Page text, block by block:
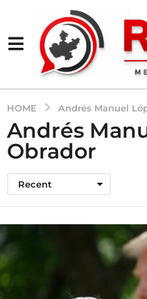
HOME Andrés Manuel
Andrés
Obrador
Recent